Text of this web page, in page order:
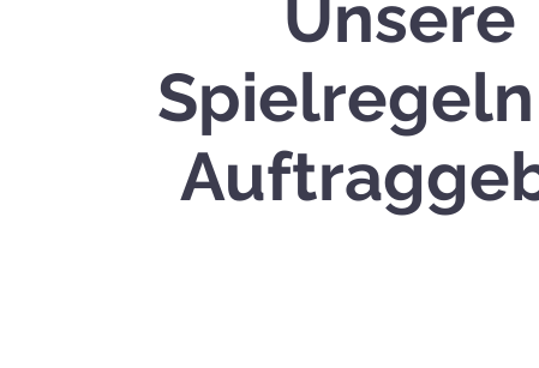
Unsere